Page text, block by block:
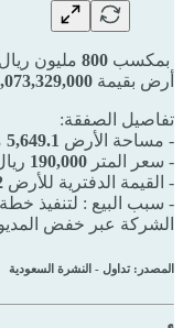
بمكسب 800 مليون
أرض بقيمة
تفاصيل الصفقة:
- مساحة الأرض 5,649.1
- سعر المتر 190,000
- القيمة الدفترية للأرض
- سبب البيع : لتنفيذ
الشركة عبر خفض
المصدر: تداول - النشرة السعودية